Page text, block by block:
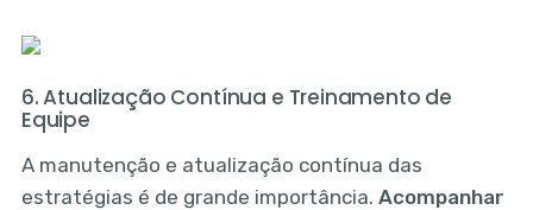
6. Atualização Contínua e Treinamento de
Equipe
A manutenção e atualização contínua das
estratégias é de grande importância. Acompanhar